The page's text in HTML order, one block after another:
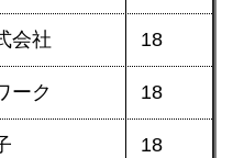
会社 18
ーク 18
18